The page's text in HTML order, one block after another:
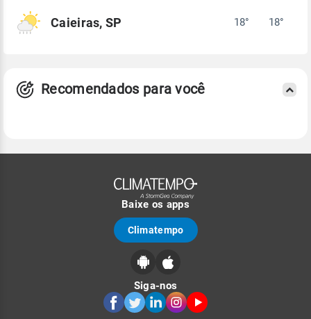
Caieiras, SP 18° 18°
Recomendados para você
Baixe os apps
Climatempo
Siga-nos